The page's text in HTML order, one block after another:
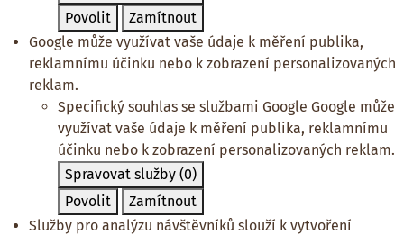
Povolit
Zamítnout
Google může využívat vaše údaje k měření publika,
reklamnímu účinku nebo k zobrazení personalizovaných
reklam.
Specifický souhlas se službami Google Google může
využívat vaše údaje k měření publika, reklamnímu
účinku nebo k zobrazení personalizovaných reklam.
Spravovat služby (0)
Povolit
Zamítnout
Služby pro analýzu návštěvníků slouží k vytvoření